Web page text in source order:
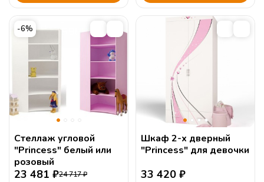
-6%
Стеллаж угловой
"Princess" белый или
розовый
23 481 ₽24 717₽
Шкаф 2-х дверный
"Princess" для девочки
33 420 ₽